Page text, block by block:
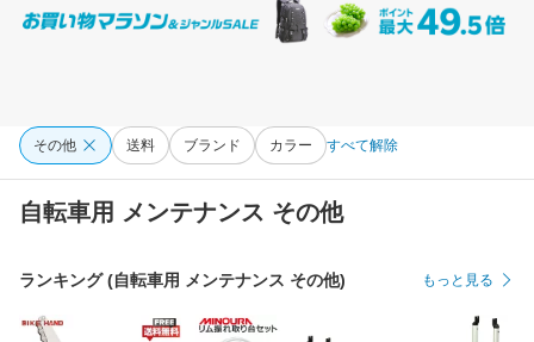
その他 送料 ブランド カラー すべて解除
自転車用 メンテナンス その他
ランキング (自転車用 メンテナンス その他) もっと見る